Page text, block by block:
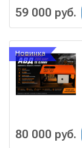
59 000 руб.
Новинка
80 000 руб.